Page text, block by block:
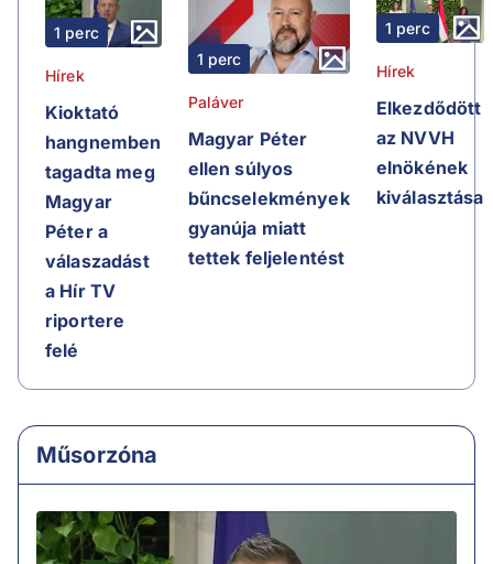
1 perc
Hírek
Kioktató
hangnemben
tagadta meg
Magyar
Péter a
válaszadást
a Hír TV
riportere
felé
1 perc
Paláver
Magyar Péter
ellen súlyos
bűncselekmények
gyanúja miatt
tettek feljelentést
1 perc
Hírek
Elkezdődött
az NVVH
elnökének
kiválasztása
Műsorzóna